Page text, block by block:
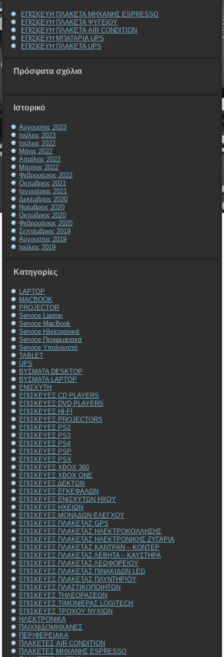
ΕΠΙΣΚΕΥΗ ΠΛΑΚΕΤΑ ΜΗΧΑΝΗΣ ESPRESSO
ΕΠΙΣΚΕΥΗ ΠΛΑΚΕΤΑ ΨΥΓΕΙΟΥ
ΕΠΙΣΚΕΥΗ ΠΛΑΚΕΤΑ AIR CONDITION
ΕΠΙΣΚΕΥΗ ΜΠΑΤΑΡΙΑ UPS
ΕΠΙΣΚΕΥΗ ΠΛΑΚΕΤΑ UPS
Πρόσφατα σχόλια
Ιστορικό
Αύγουστος 2023
Ιούλιος 2023
Ιούλιος 2022
Μάιος 2022
Απρίλιος 2022
Μάρτιος 2022
Φεβρουάριος 2022
Οκτώβριος 2021
Ιανουάριος 2021
Δεκέμβριος 2020
Νοέμβριος 2020
Οκτώβριος 2020
Φεβρουάριος 2020
Σεπτέμβριος 2019
Αύγουστος 2019
Ιούλιος 2019
Kατηγορίες
LAPTOP
MACBOOK
PROJECTOR
Service Laptop
Service MacBook
Service Ηλεκτρονικά
Service Περιφερειακά
Service Υπολογιστή
TABLET
UPS
ΒΥΣΜΑΤΑ DESKTOP
ΒΥΣΜΑΤΑ LAPTOP
ΕΝΙΣΧΥΤΗ
ΕΠΙΣΚΕΥΕΣ CD PLAYERS
ΕΠΙΣΚΕΥΕΣ DVD PLAYERS
ΕΠΙΣΚΕΥΕΣ HI-FI
ΕΠΙΣΚΕΥΕΣ PROJECTORS
ΕΠΙΣΚΕΥΕΣ PS2
ΕΠΙΣΚΕΥΕΣ PS3
ΕΠΙΣΚΕΥΕΣ PS4
ΕΠΙΣΚΕΥΕΣ PSP
ΕΠΙΣΚΕΥΕΣ PSX
ΕΠΙΣΚΕΥΕΣ XBOX 360
ΕΠΙΣΚΕΥΕΣ XBOX ONE
ΕΠΙΣΚΕΥΕΣ ΔΕΚΤΩΝ
ΕΠΙΣΚΕΥΕΣ ΕΓΚΕΦΑΛΩΝ
ΕΠΙΣΚΕΥΕΣ ΕΝΙΣΧΥΤΩΝ ΗΧΟΥ
ΕΠΙΣΚΕΥΕΣ ΗΧΕΙΩΝ
ΕΠΙΣΚΕΥΕΣ ΜΟΝΑΔΩΝ ΕΛΕΓΧΟΥ
ΕΠΙΣΚΕΥΕΣ ΠΛΑΚΕΤΑΣ GPS
ΕΠΙΣΚΕΥΕΣ ΠΛΑΚΕΤΑΣ ΗΛΕΚΤΡΟΚΟΛΛΗΣΗΣ
ΕΠΙΣΚΕΥΕΣ ΠΛΑΚΕΤΑΣ ΗΛΕΚΤΡΟΝΙΚΗΣ ΖΥΓΑΡΙΑ
ΕΠΙΣΚΕΥΕΣ ΠΛΑΚΕΤΑΣ ΚΑΝΤΡΑΝ – ΚΟΝΤΕΡ
ΕΠΙΣΚΕΥΕΣ ΠΛΑΚΕΤΑΣ ΛΕΒΗΤΑ – ΚΑΥΣΤΗΡΑ
ΕΠΙΣΚΕΥΕΣ ΠΛΑΚΕΤΑΣ ΛΕΩΦΟΡΕΙΟΥ
ΕΠΙΣΚΕΥΕΣ ΠΛΑΚΕΤΑΣ ΠΙΝΑΚΙΔΩΝ LED
ΕΠΙΣΚΕΥΕΣ ΠΛΑΚΕΤΑΣ ΠΛΥΝΤΗΡΙΟΥ
ΕΠΙΣΚΕΥΕΣ ΠΛΑΣΤΙΚΟΠΟΙΗΤΩΝ
ΕΠΙΣΚΕΥΕΣ ΤΗΛΕΟΡΑΣΕΩΝ
ΕΠΙΣΚΕΥΕΣ ΤΙΜΟΝΙΕΡΑΣ LOGITECH
ΕΠΙΣΚΕΥΕΣ ΤΡΟΧΟΥ ΝΥΧΙΩΝ
ΗΛΕΚΤΡΟΝΙΚΑ
ΠΑΙΧΝΙΔΟΜΗΧΑΝΕΣ
ΠΕΡΙΦΕΡΕΙΑΚΑ
ΠΛΑΚΕΤΕΣ AIR CONDITION
ΠΛΑΚΕΤΕΣ ΜΗΧΑΝΗΣ ESPRESSO